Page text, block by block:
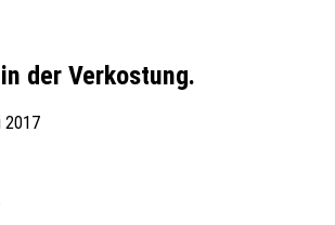
der Verkostung.
2017